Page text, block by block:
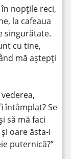
nopțile reci,
la cafeaua
singurătate.
cu tine,
mă aștepți
întâmplat? Se
să mă faci
oare ăsta-i
puternică?”